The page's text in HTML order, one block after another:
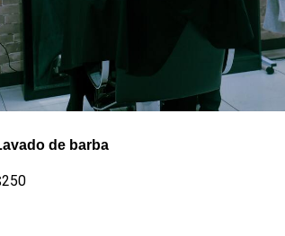
de barba